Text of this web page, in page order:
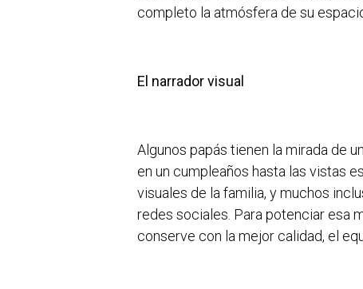
completo la atmósfera de su
El narrador visual
Algunos papás tienen la mirada de
en un cumpleaños hasta las vistas
visuales de la familia, y muchos
redes sociales. Para potenciar esa
conserve con la mejor calidad, el